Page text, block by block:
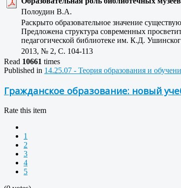
Полоудин В.А.
Раскрыто образовательное значение
Предложена структура современных
педагогической библиотеке им. К.Д.
2013, № 2, C. 104-113
Read 10661 times
Published in 14.25.07 - Теория образования и
Гражданское образование: новый
Rate this item
1
2
3
4
5